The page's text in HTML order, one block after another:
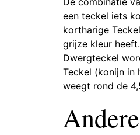
een teckel iets
kortharige
grijze kleur
Dwergteckel
Teckel (konijn in
weegt rond de